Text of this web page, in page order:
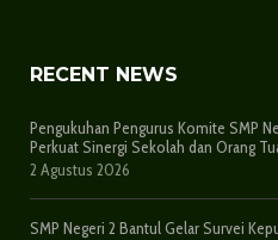
RECENT NEWS
Pengukuhan Pengurus Komite SMP
Perkuat Sinergi Sekolah dan Orang
2 Agustus 2026
SMP Negeri 2 Bantul Gelar Survei